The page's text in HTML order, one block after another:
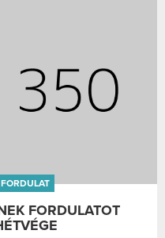
FORDULAT
FORDULATOT